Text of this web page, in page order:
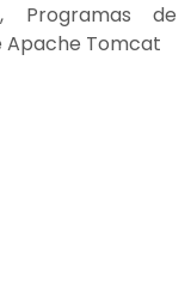
Programas de
Apache Tomcat